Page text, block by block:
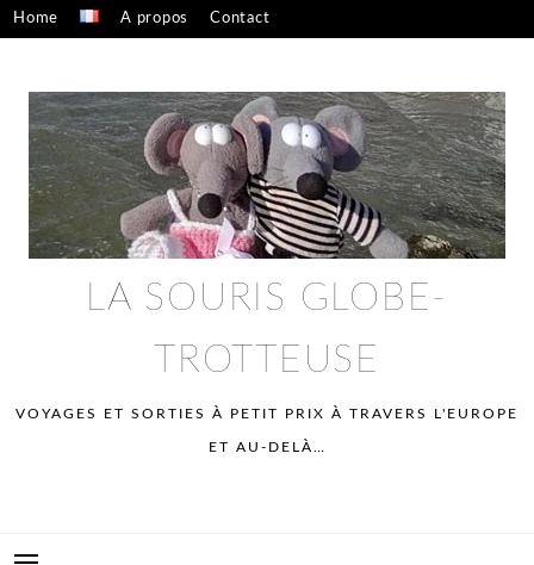
Skip
to
Home A propos Contact
LA SOURIS GLOBE-
TROTTEUSE
VOYAGES ET SORTIES À PETIT PRIX À TRAVERS L'EUROPE
ET AU-DELÀ…